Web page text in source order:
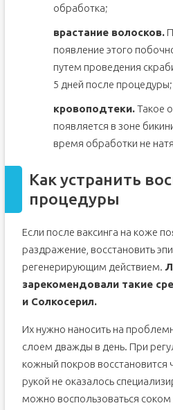
обработка;
врастание волосков.
появление этого
путем проведения
5 дней после процедуры;
кровоподтеки.Такое
появляется в зоне
время обработки не
Как устранить
процедуры
Если после ваксинга на коже
раздражение, восстановить
регенерирующим действием.
зарекомендовали такие
и Солкосерил.
Их нужно наносить на
слоем дважды в день. При
кожный покров восстановится
рукой не оказалось
можно воспользоваться соком